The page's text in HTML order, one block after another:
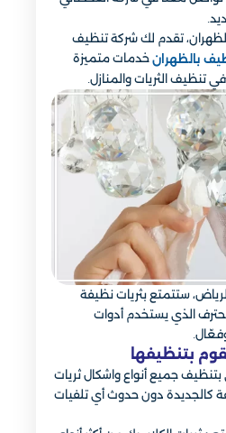
تقدم لك شركة تنظيف
بالظهران خدمات متميزة
تنظيف الثريات والمنازل.
ستتمتع بثريات نظيفة
الذي يستخدم أدوات
بتنظيفها
جميع أنواع واشكال ثريات
كالجديدة دون حدوث أي تلفيات